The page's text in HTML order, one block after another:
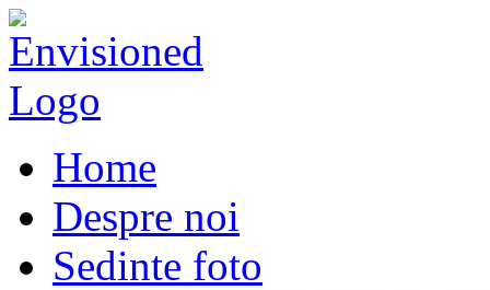
Home
Despre noi
Sedinte foto